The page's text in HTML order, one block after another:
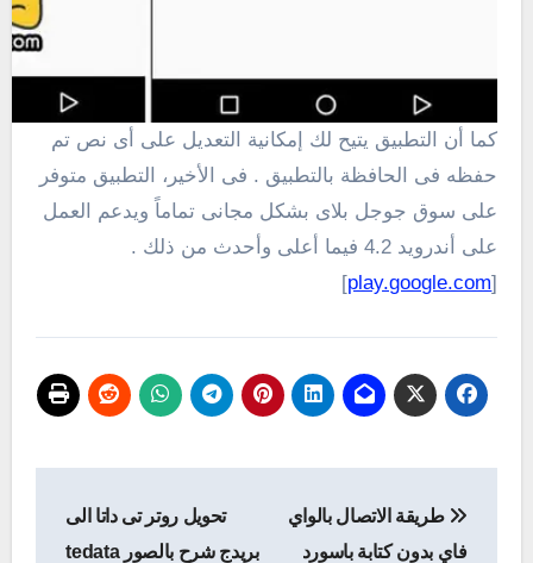
كما أن التطبيق يتيح لك إمكانية التعديل على أى نص تم
حفظه فى الحافظة بالتطبيق . فى الأخير، التطبيق متوفر
على سوق جوجل بلاى بشكل مجانى تماماً ويدعم العمل
على أندرويد 4.2 فيما أعلى وأحدث من ذلك .
[
play.google.com
]
المقالات
طريقة الاتصال بالواي
فاي بدون كتابة باسورد
تحويل روتر تى داتا الى
بريدج شرح بالصور tedata